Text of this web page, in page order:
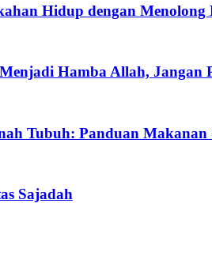
Hidup dengan
Hamba Allah, Jangan
Tubuh: Panduan
Sajadah